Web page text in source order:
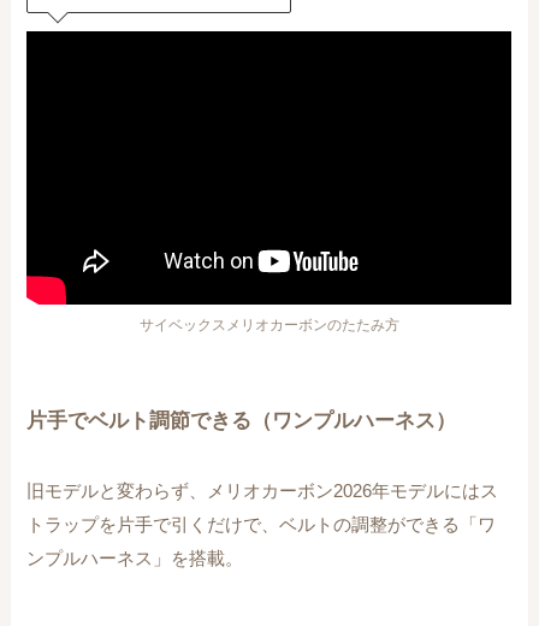
サイベックスメリオカーボンのたたみ方
片手でベルト調節できる（ワンプルハーネス）
旧モデルと変わらず、メリオカーボン2026年モデルにはス
トラップを片手で引くだけで、ベルトの調整ができる「ワ
ンプルハーネス」を搭載。